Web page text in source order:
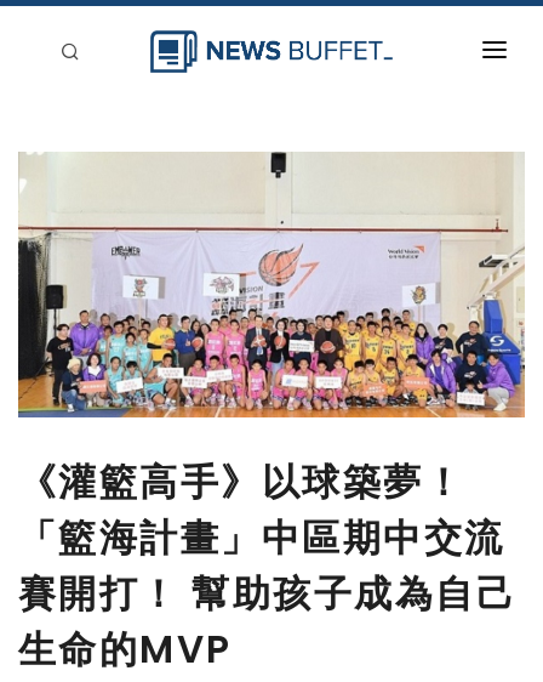
新聞稿分類
《灌籃高手》以球築夢！
「籃海計畫」中區期中交流
賽開打！ 幫助孩子成為自己
生命的MVP